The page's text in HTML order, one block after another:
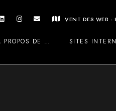
VENT DES WEB -
PROPOS DE … SITES